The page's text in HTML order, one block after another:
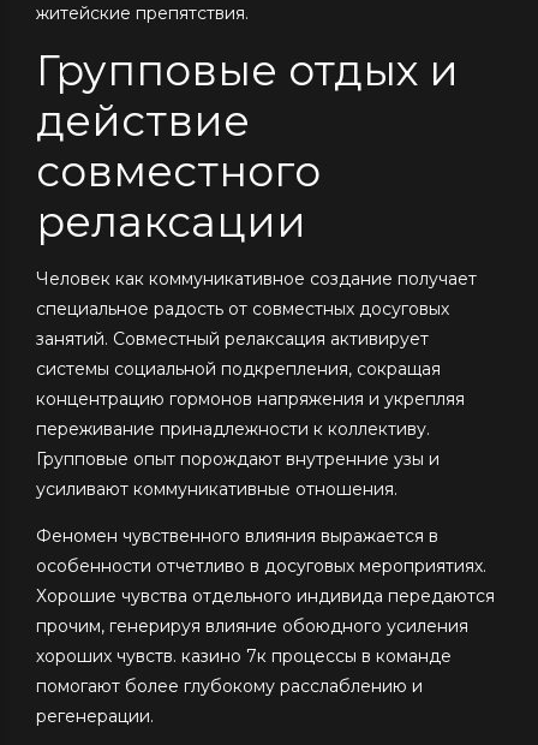
житейские препятствия.
Групповые отдых и
действие
совместного
релаксации
Человек как коммуникативное создание получает
специальное радость от совместных досуговых
занятий. Совместный релаксация активирует
системы социальной подкрепления, сокращая
концентрацию гормонов напряжения и укрепляя
переживание принадлежности к коллективу.
Групповые опыт порождают внутренние узы и
усиливают коммуникативные отношения.
Феномен чувственного влияния выражается в
особенности отчетливо в досуговых мероприятиях.
Хорошие чувства отдельного индивида передаются
прочим, генерируя влияние обоюдного усиления
хороших чувств. казино 7к процессы в команде
помогают более глубокому расслаблению и
регенерации.